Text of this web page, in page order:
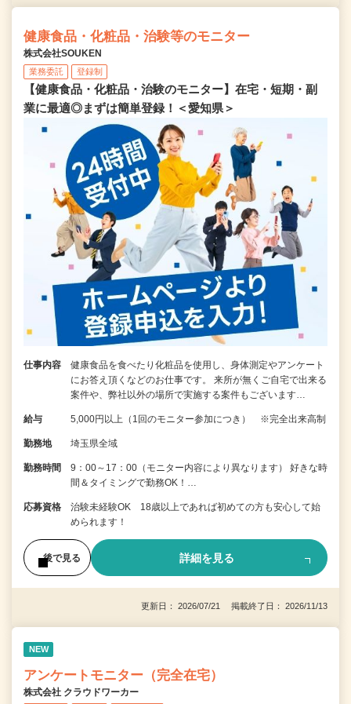
健康食品・化粧品・治験等のモニター
株式会社SOUKEN
業務委託 登録制
【健康食品・化粧品・治験のモニター】在宅・短期・副
業に最適◎まずは簡単登録！＜愛知県＞
仕事内容
健康食品を食べたり化粧品を使用し、身体測定やアンケート
にお答え頂くなどのお仕事です。 来所が無くご自宅で出来る
案件や、弊社以外の場所で実施する案件もございます…
給与 5,000円以上（1回のモニター参加につき） ※完全出来高制
勤務地 埼玉県全域
勤務時間
9：00～17：00（モニター内容により異なります） 好きな時
間＆タイミングで勤務OK！…
応募資格
治験未経験OK 18歳以上であれば初めての方も安心して始
められます！
後で見る 詳細を見る
更新日： 2026/07/21 掲載終了日： 2026/11/13
NEW
アンケートモニター（完全在宅）
株式会社 クラウドワーカー